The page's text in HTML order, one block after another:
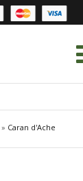
» Caran d'Ache